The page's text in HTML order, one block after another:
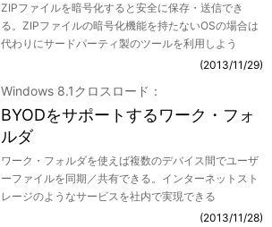
ZIPファイルを暗号化すると安全に保存・送信でき
る。ZIPファイルの暗号化機能を持たないOSの場合は
代わりにサードパーティ製のツールを利用しよう
2013/11/29
Windows 8.1クロスロード
BYODをサポートするワーク・フォ
ルダ
ワーク・フォルダを使えば複数のデバイス間でユーザ
ーファイルを同期／共有できる。インターネットスト
レージのようなサービスを社内で実現できる
2013/11/28